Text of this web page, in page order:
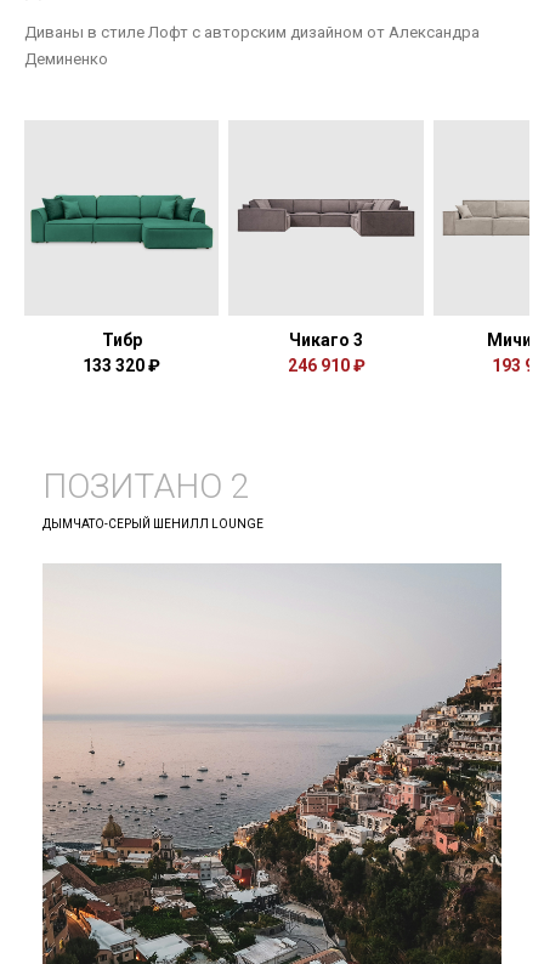
Диваны в стиле Лофт с авторским дизайном от Александра
Деминенко
Тибр
133 320 ₽
Чикаго 3
246 910 ₽
193
ПОЗИТАНО 2
ДЫМЧАТО-СЕРЫЙ ШЕНИЛЛ LOUNGE